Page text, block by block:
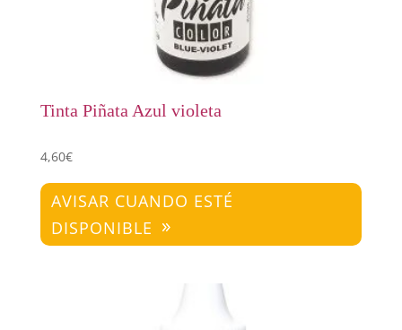
Tinta Piñata Azul violeta
4,60€
AVISAR CUANDO ESTÉ
DISPONIBLE